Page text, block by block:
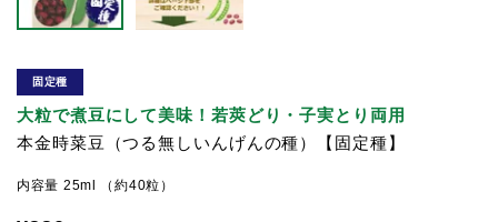
固定種
大粒で煮豆にして美味！若莢どり・子実とり両用
本金時菜豆（つる無しいんげんの種）【固定種】
内容量 25ml （約40粒）